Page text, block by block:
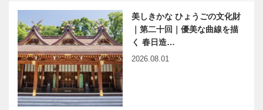
美しきかな ひょうごの文化財
｜第二十回｜優美な曲線を描
く 春日造…
2026.08.01